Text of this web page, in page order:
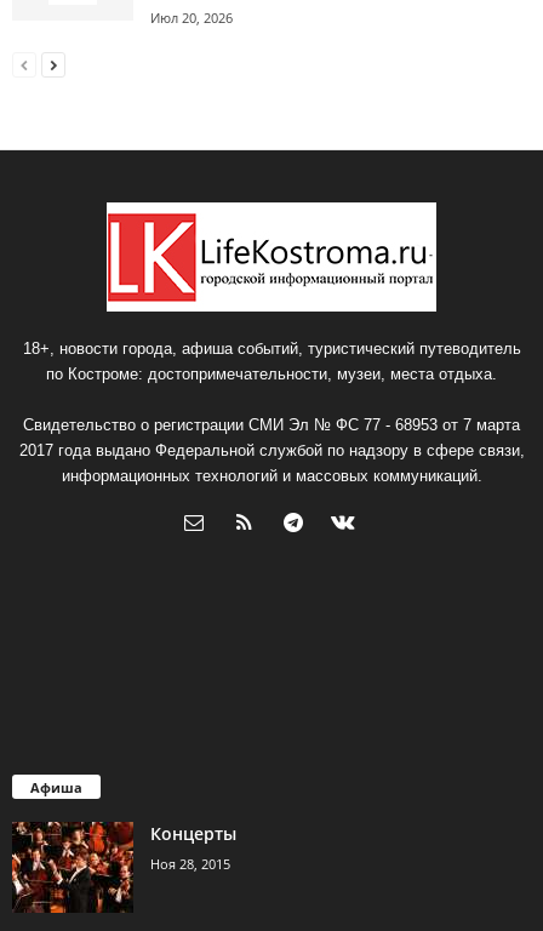
Июл 20, 2026
18+, новости города, афиша событий, туристический путеводитель
по Костроме: достопримечательности, музеи, места отдыха.
Свидетельство о регистрации СМИ Эл № ФС 77 - 68953 от 7 марта
2017 года выдано Федеральной службой по надзору в сфере связи,
информационных технологий и массовых коммуникаций.
Афиша
Концерты
Ноя 28, 2015